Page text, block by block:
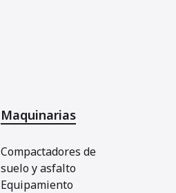
Maquinarias
Compactadores de
suelo y asfalto
Equipamiento